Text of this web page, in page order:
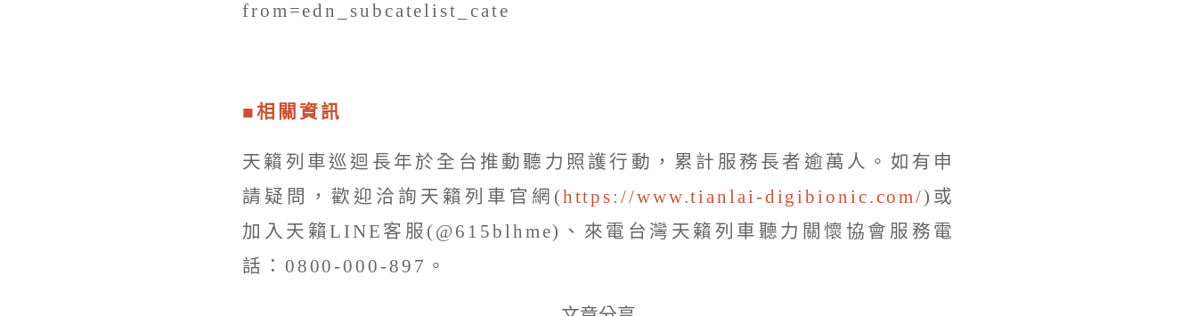
from=edn_subcatelist_cate
■相關資訊
天籟列車巡迴長年於全台推動聽力照護行動，累計服務長者逾萬人。如有申
請疑問，歡迎洽詢天籟列車官網(https://www.tianlai-digibionic.com/)或
加入天籟LINE客服(@615blhme)、來電台灣天籟列車聽力關懷協會服務電
話：0800-000-897。